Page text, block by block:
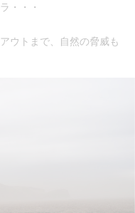
・・・
ウトまで、自然の脅威も